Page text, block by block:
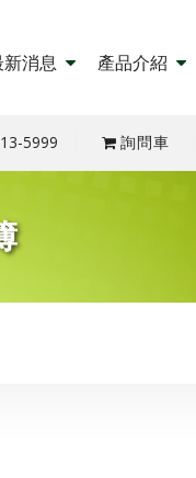
消息 產品介紹
5999 詢問車